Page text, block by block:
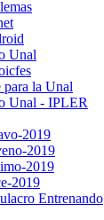
Unal
para la Unal
Unal - IPLER
2019
2019
2019
2019
Entrenando